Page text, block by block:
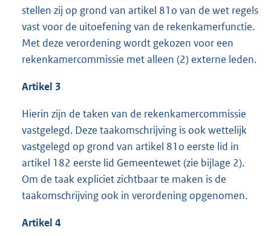
stellen zij op grond van artikel 81o van de wet regels
vast voor de uitoefening van de rekenkamerfunctie.
Met deze verordening wordt gekozen voor een
rekenkamercommissie met alleen (2) externe leden.
Artikel 3
Hierin zijn de taken van de rekenkamercommissie
vastgelegd. Deze taakomschrijving is ook wettelijk
vastgelegd op grond van artikel 81o eerste lid in
artikel 182 eerste lid Gemeentewet (zie bijlage 2).
Om de taak expliciet zichtbaar te maken is de
taakomschrijving ook in verordening opgenomen.
Artikel 4